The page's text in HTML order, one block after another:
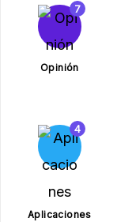
7
Opinión
4
Aplicaciones